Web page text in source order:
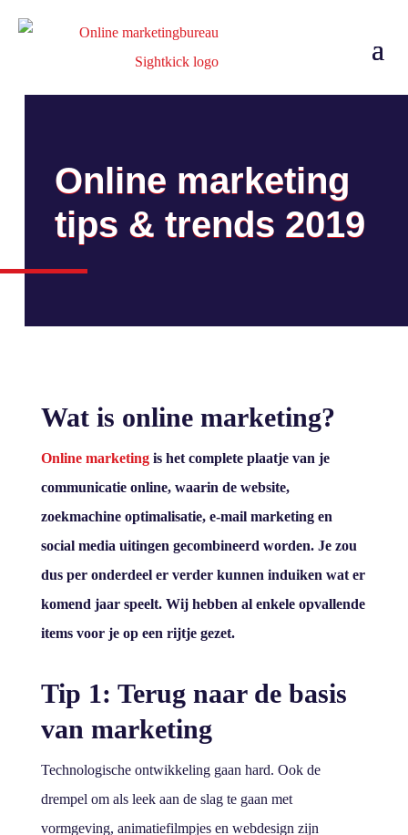
Online marketing
tips & trends 2019
Wat is online marketing?
Online marketingis het complete plaatje van je
communicatie online, waarin de website,
zoekmachine optimalisatie, e-mail marketing en
social media uitingen gecombineerd worden. Je zou
dus per onderdeel er verder kunnen induiken wat er
komend jaar speelt. Wij hebben al enkele opvallende
items voor je op een rijtje gezet.
Tip 1: Terug naar de basis
van marketing
Technologische ontwikkeling gaan hard. Ook de
drempel om als leek aan de slag te gaan met
vormgeving, animatiefilmpjes en webdesign zijn